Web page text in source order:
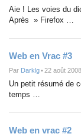
Aie ! Les voies du
Après » Firefox …
Web en Vrac #3
Par Darklg•22 août 2008
Un petit résumé de
temps …
Web en vrac #2